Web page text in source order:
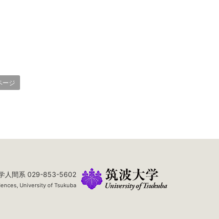
ージ
人間系 029-853-5602
University of Tsukuba